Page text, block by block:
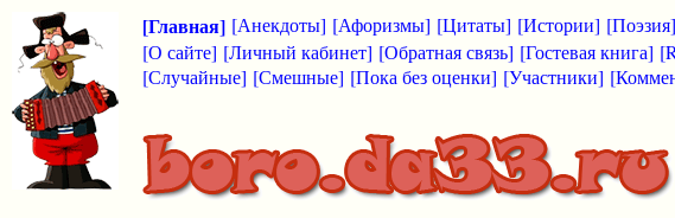
[Главная] [Анекдоты] [Афоризмы] [Цитаты] [Истории] [Поэзия]
[О сайте] [Личный кабинет] [Обратная связь] [Гостевая книга]
[Случайные] [Смешные] [Пока без оценки] [Участники]